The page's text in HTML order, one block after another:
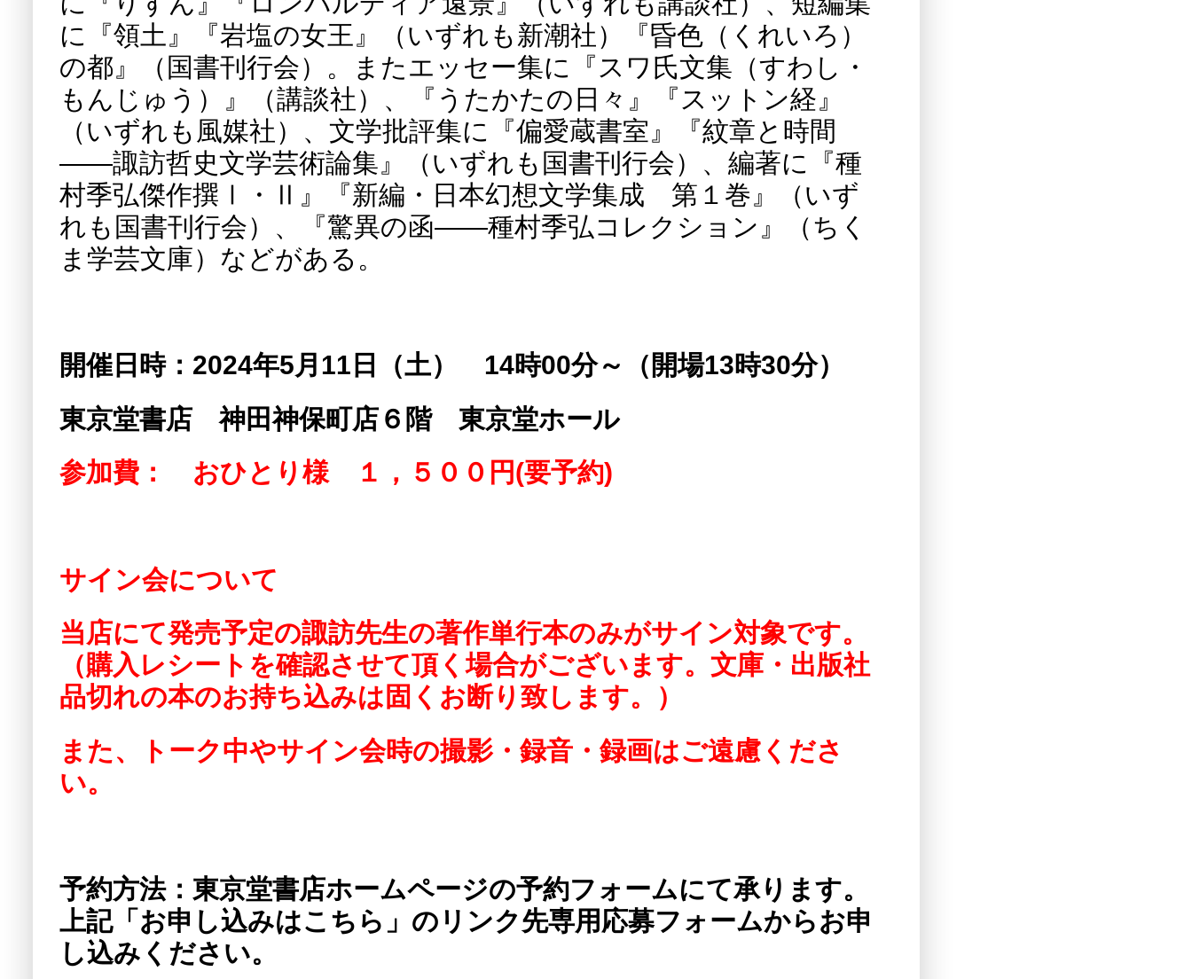
に『領土』『岩塩の女王』（いずれも新潮社）『昏色（くれいろ）
の都』（国書刊行会）。またエッセー集に『スワ氏文集（すわし・
もんじゅう）』（講談社）、『うたかたの日々』『スットン経』
（いずれも風媒社）、文学批評集に『偏愛蔵書室』『紋章と時間
――諏訪哲史文学芸術論集』（いずれも国書刊行会）、編著に『種
村季弘傑作撰Ⅰ・Ⅱ』『新編・日本幻想文学集成 第１巻』（いず
れも国書刊行会）、『驚異の函――種村季弘コレクション』（ちく
ま学芸文庫）などがある。
開催日時：2024年5月11日（土） 14時00分～（開場13時30分）
東京堂書店 神田神保町店６階 東京堂ホール
参加費： おひとり様 １，５００円(要予約)
サイン会について
当店にて発売予定の諏訪先生の著作単行本のみがサイン対象です。
（購入レシートを確認させて頂く場合がございます。 文庫・出版社
品切れの本のお持ち込みは固くお断り致します。）
また、トーク中やサイン会時の撮影・録音・録画はご遠慮くださ
い。
予約方法：東京堂書店ホームページの予約フォームにて承ります。
上記「お申し込みはこちら」のリンク先専用応募フォームからお申
し込みください。